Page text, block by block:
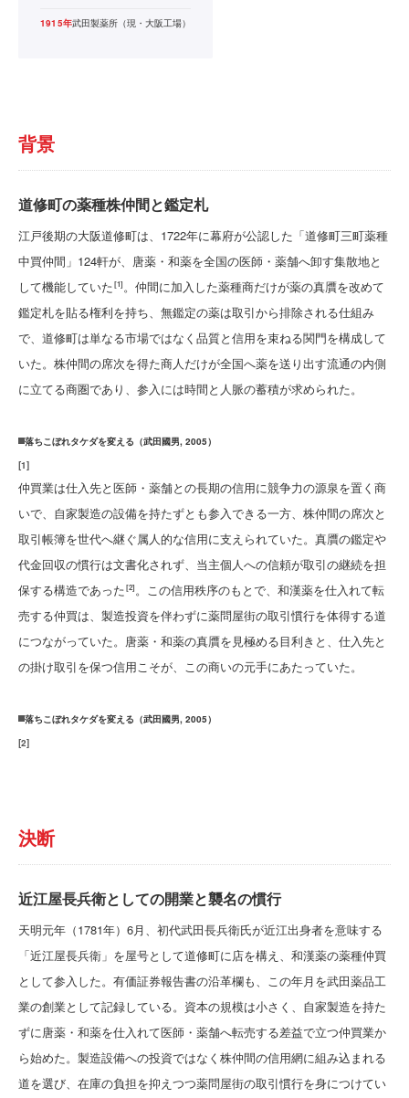
1915年武田製薬所（現・大阪工場）
背景
道修町の薬種株仲間と鑑定札
江戸後期の大阪道修町は、1722年に幕府が公認した「道修町三町薬種
中買仲間」124軒が、唐薬・和薬を全国の医師・薬舗へ卸す集散地と
して機能していた[1]。仲間に加入した薬種商だけが薬の真贋を改めて
鑑定札を貼る権利を持ち、無鑑定の薬は取引から排除される仕組み
で、道修町は単なる市場ではなく品質と信用を束ねる関門を構成して
いた。株仲間の席次を得た商人だけが全国へ薬を送り出す流通の内側
に立てる商圏であり、参入には時間と人脈の蓄積が求められた。
落ちこぼれタケダを変える（武田國男, 2005）
[1]
仲買業は仕入先と医師・薬舗との長期の信用に競争力の源泉を置く商
いで、自家製造の設備を持たずとも参入できる一方、株仲間の席次と
取引帳簿を世代へ継ぐ属人的な信用に支えられていた。真贋の鑑定や
代金回収の慣行は文書化されず、当主個人への信頼が取引の継続を担
保する構造であった[2]。この信用秩序のもとで、和漢薬を仕入れて転
売する仲買は、製造投資を伴わずに薬問屋街の取引慣行を体得する道
につながっていた。唐薬・和薬の真贋を見極める目利きと、仕入先と
の掛け取引を保つ信用こそが、この商いの元手にあたっていた。
落ちこぼれタケダを変える（武田國男, 2005）
[2]
決断
近江屋長兵衛としての開業と襲名の慣行
天明元年（1781年）6月、初代武田長兵衛氏が近江出身者を意味する
「近江屋長兵衛」を屋号として道修町に店を構え、和漢薬の薬種仲買
として参入した。有価証券報告書の沿革欄も、この年月を武田薬品工
業の創業として記録している。資本の規模は小さく、自家製造を持た
ずに唐薬・和薬を仕入れて医師・薬舗へ転売する差益で立つ仲買業か
ら始めた。製造設備への投資ではなく株仲間の信用網に組み込まれる
道を選び、在庫の負担を抑えつつ薬問屋街の取引慣行を身につけてい